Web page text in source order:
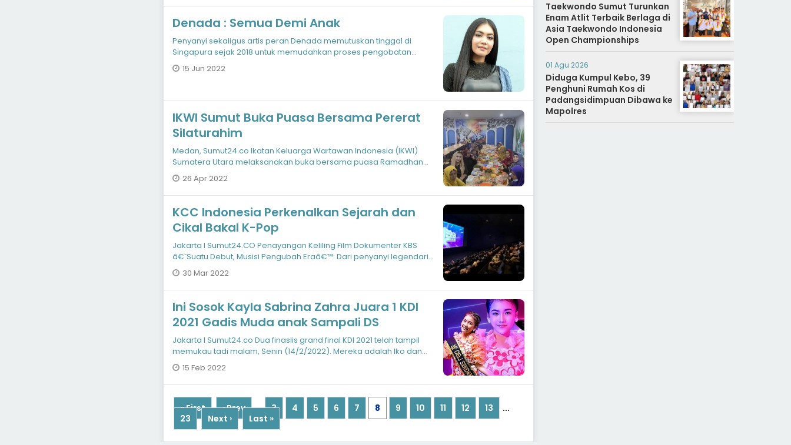
Denada : Semua Demi Anak
Penyanyi sekaligus artis peran Denada memutuskan tinggal di
Singapura sejak 2018 untuk memudahkan proses pengobatan
putrinya, Aisha, yang
15 Jun 2022
IKWI Sumut Buka Puasa Bersama Pererat
Silaturahim
Medan, Sumut24.co Ikatan Keluarga Wartawan Indonesia (IKWI)
Sumatera Utara melaksanakan buka bersama puasa Ramadhan
1443 H, Selasa (25/4/2
26 Apr 2022
KCC Indonesia Perkenalkan Sejarah dan
Cikal Bakal K-Pop
Jakarta I Sumut24.CO Penayangan Keliling Film Dokumenter KBS
â€˜Suatu Debut, Musisi Pengubah Eraâ€™: Dari penyanyi legendaris,
Lee Nan-you
30 Mar 2022
Ini Sosok Kayla Sabrina Zahra Juara 1 KDI
2021 Gadis Muda anak Sampali DS
Jakarta I Sumut24.co Dua finaslis grand final KDI 2021 telah tampil
memukau tadi malam, Senin (14/2/2022). Mereka adalah Iko dan
Kayla,
15 Feb 2022
« First ‹ Prev ... 3 4 5 6 7 8 9 10 11 12 13
...
23
Next › Last »
Taekwondo Sumut Turunkan
Enam Atlit Terbaik Berlaga di
Asia Taekwondo Indonesia
Open Championships
01 Agu 2026
Diduga Kumpul Kebo, 39
Penghuni Rumah Kos di
Padangsidimpuan Dibawa ke
Mapolres